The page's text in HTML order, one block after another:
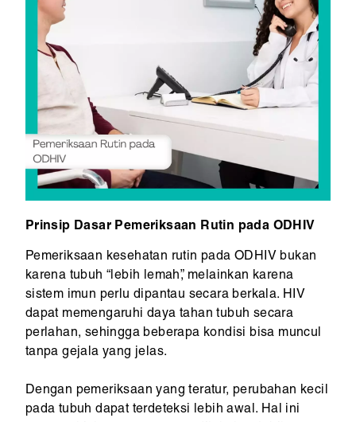
Prinsip Dasar Pemeriksaan Rutin pada ODHIV
Pemeriksaan kesehatan rutin pada ODHIV bukan
karena tubuh “lebih lemah”, melainkan karena
sistem imun perlu dipantau secara berkala. HIV
dapat memengaruhi daya tahan tubuh secara
perlahan, sehingga beberapa kondisi bisa muncul
tanpa gejala yang jelas.
Dengan pemeriksaan yang teratur, perubahan kecil
pada tubuh dapat terdeteksi lebih awal. Hal ini